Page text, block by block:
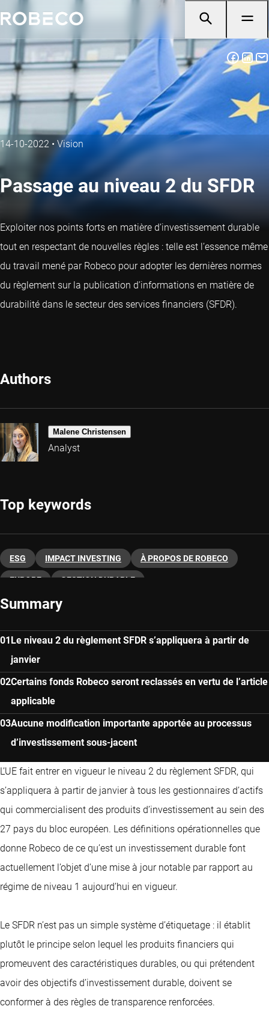
14-10-2022 • Vision
Passage au niveau 2 du SFDR
Exploiter nos points forts en matière d’investissement durable
tout en respectant de nouvelles règles : telle est l’essence même
du travail mené par Robeco pour adopter les dernières normes
du règlement sur la publication d’informations en matière de
durabilité dans le secteur des services financiers (SFDR).
Authors
Malene Christensen
Analyst
Top keywords
ESG IMPACT INVESTING À PROPOS DE ROBECO
EUROPE GESTION DURABLE
Summary
Le niveau 2 du règlement SFDR s’appliquera à partir de
janvier
Certains fonds Robeco seront reclassés en vertu de l’article
applicable
Aucune modification importante apportée au processus
d’investissement sous-jacent
L’UE fait entrer en vigueur le niveau 2 du règlement SFDR, qui
s’appliquera à partir de janvier à tous les gestionnaires d’actifs
qui commercialisent des produits d’investissement au sein des
27 pays du bloc européen. Les définitions opérationnelles que
donne Robeco de ce qu’est un investissement durable font
actuellement l’objet d’une mise à jour notable par rapport au
régime de niveau 1 aujourd’hui en vigueur.
Le SFDR n’est pas un simple système d’étiquetage : il établit
plutôt le principe selon lequel les produits financiers qui
promeuvent des caractéristiques durables, ou qui prétendent
avoir des objectifs d’investissement durable, doivent se
conformer à des règles de transparence renforcées.